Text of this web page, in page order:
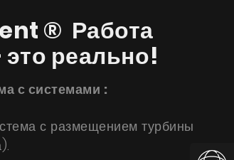
® Работа
реально!
с системами ​:
с размещением турбины